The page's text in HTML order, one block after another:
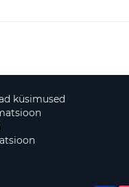
küsimused